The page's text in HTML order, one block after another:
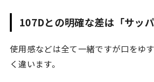
107Dとの明確な差は「サッパ
使用感などは全て一緒ですが口をゆ
く違います。